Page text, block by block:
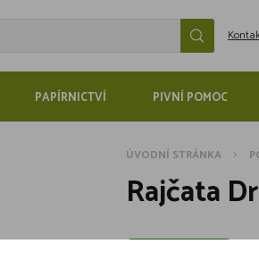
PAPÍRNICTVÍ PIVNÍ POMOC
ÚVODNÍ STRÁNKA
Rajčata